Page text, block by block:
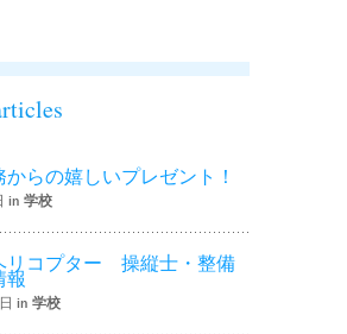
らの嬉しいプレゼント！
in 学校
リコプター 操縦士・整備
報
in 学校